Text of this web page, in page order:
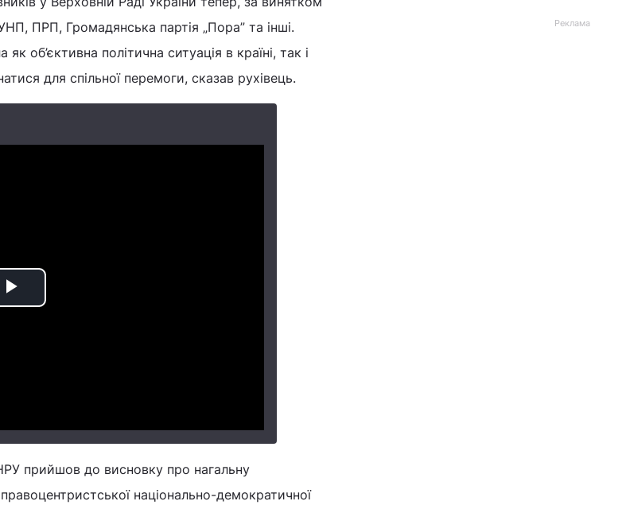
ПРП, Громадянська партія „Пора” та інші.
об’єктивна політична ситуація в країні, так і
для спільної перемоги, сказав рухівець.
Play
прийшов до висновку про нагальну
національно-демократичної
Реклама